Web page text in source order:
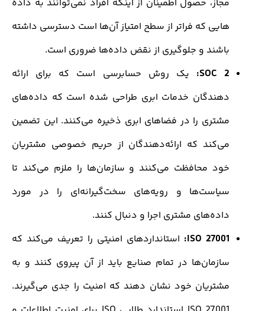
حصول اطمینان از اینکه افراد نمی‌توانند به داده
که فراتر از سطح امتیاز آن‌ها است دسترسی داشته
و جلوگیری از نقض داده‌ها ضروری است.
SOC
یک روش حسابرسی است که برای ارائه
دهندگان خدمات ابری طراحی شده است که داده‎‌های
را در فضاهای ابری ذخیره می‌کنند. این تضمین
که ارائه‌دهندگان از حریم خصوصی مشتریان
محافظت می‌کنند و سازمان‌ها را ملزم می‌کند تا
و رویه‌های سخت‌گیرانه‌ای را در مورد
مشتری اجرا و دنبال کنند.
ISO استانداردهای امنیتی را تعریف می‌کند که
در تمام صنایع باید از آن پیروی کنند و به
خود نشان دهند که امنیت را جدی می‌گیرند.